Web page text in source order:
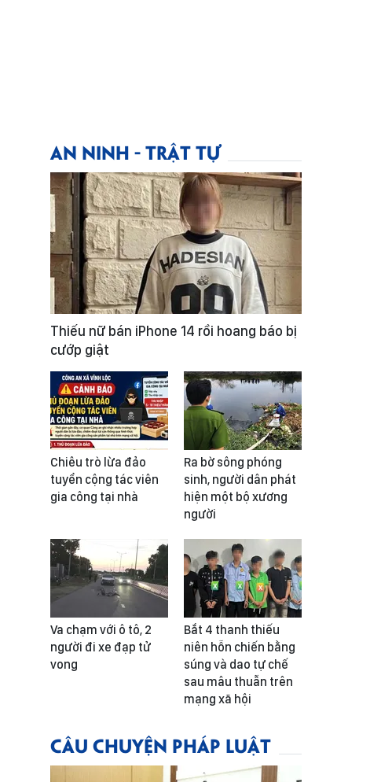
AN NINH - TRẬT TỰ
Thiếu nữ bán iPhone 14 rồi hoang báo bị
cướp giật
Chiêu trò lừa đảo
tuyển cộng tác viên
gia công tại nhà
Ra bờ sông phóng
sinh, người dân phát
hiện một bộ xương
người
Va chạm với ô tô, 2
người đi xe đạp tử
vong
Bắt 4 thanh thiếu
niên hỗn chiến bằng
súng và dao tự chế
sau mâu thuẫn trên
mạng xã hội
CÂU CHUYỆN PHÁP LUẬT